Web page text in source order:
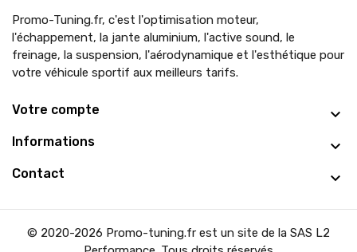
Promo-Tuning.fr, c'est l'optimisation moteur,
l'échappement, la jante aluminium, l'active sound, le
freinage, la suspension, l'aérodynamique et l'esthétique pour
votre véhicule sportif aux meilleurs tarifs.
Votre compte
Informations
Contact
© 2020-2026 Promo-tuning.fr est un site de la SAS L2